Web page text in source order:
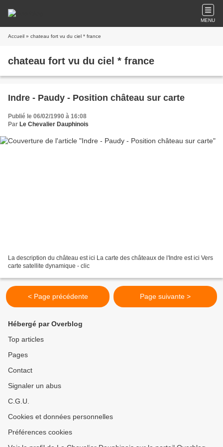
MENU
Accueil » chateau fort vu du ciel * france
chateau fort vu du ciel * france
Indre - Paudy - Position château sur carte
Publié le 06/02/1990 à 16:08
Par Le Chevalier Dauphinois
La description du château est ici La carte des châteaux de l'Indre est ici Vers
carte satellite dynamique - clic
< Page précédente Page suivante >
Hébergé par Overblog
Top articles
Pages
Contact
Signaler un abus
C.G.U.
Cookies et données personnelles
Préférences cookies